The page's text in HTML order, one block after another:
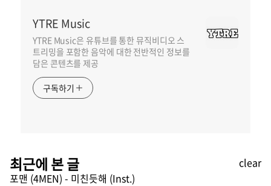
YTRE Music
YTRE Music은 유튜브를 통한 뮤직비디오 스
트리밍을 포함한 음악에 대한 전반적인 정보를
담은 콘텐츠를 제공
구독하기
최근에 본 글
clear
포맨 (4MEN) - 미친듯해 (Inst.)